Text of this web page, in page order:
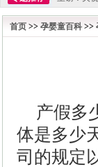
不能再单纯地销售产品,
首页 >> 孕婴童百科>>
产假多
体是多少
司的规定